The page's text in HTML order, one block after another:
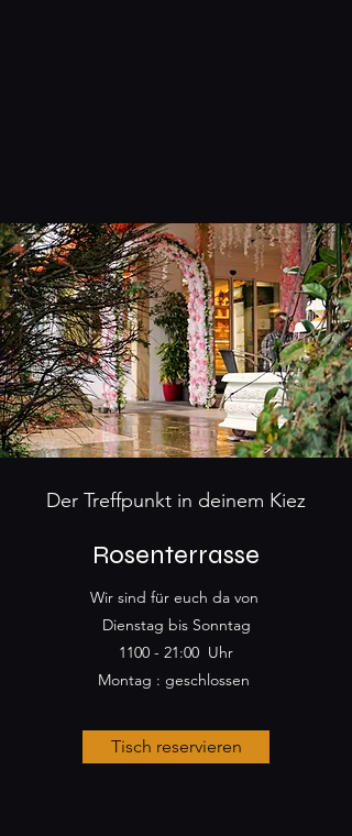
Der Treffpunkt in deinem Kiez
Rosenterrasse
Wir sind für euch da von
Dienstag bis Sonntag
1100 - 21:00 Uhr
Montag : geschlossen
Tisch reservieren